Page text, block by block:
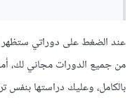
عند الضغط على دوراتي ستظهر
من جميع الدورات مجاني لك،
بالكامل، وعليك دراستها بنفس